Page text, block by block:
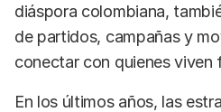
diáspora colombiana,
de partidos, campañas y
conectar con quienes viven
En los últimos años, las